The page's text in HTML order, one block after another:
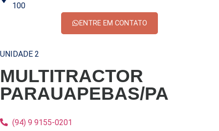
100
ENTRE EM CONTATO
UNIDADE 2
MULTITRACTOR
PARAUAPEBAS/PA
(94) 9 9155-0201